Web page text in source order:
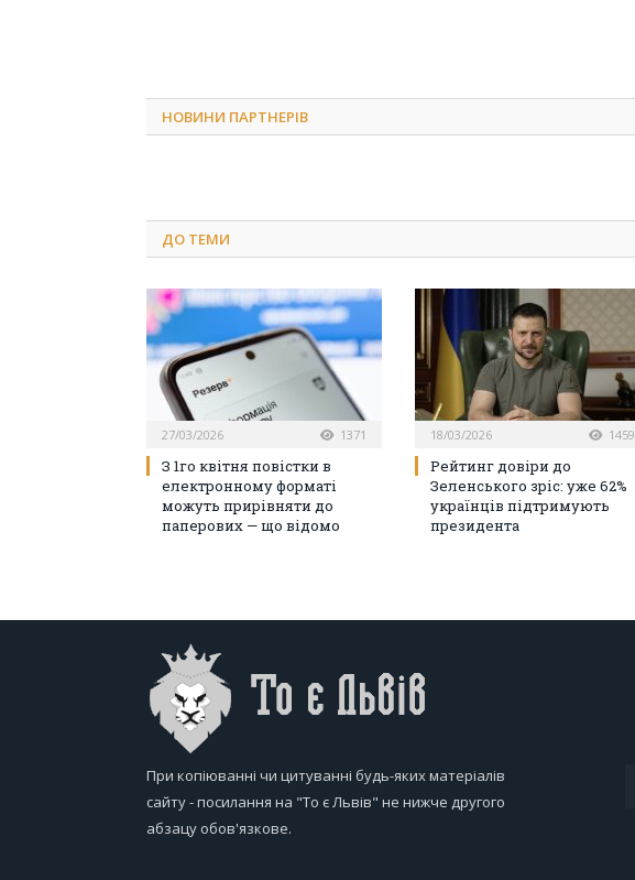
НОВИНИ ПАРТНЕРІВ
ДО ТЕМИ
27/03/2026 1371
З 1го квітня повістки в
електронному форматі
можуть прирівняти до
паперових — що відомо
18/03/2026 1459
Рейтинг довіри до
Зеленського зріс: уже 62%
українців підтримують
президента
При копіюванні чи цитуванні будь-яких матеріалів
сайту - посилання на "То є Львів" не нижче другого
абзацу обов'язкове.